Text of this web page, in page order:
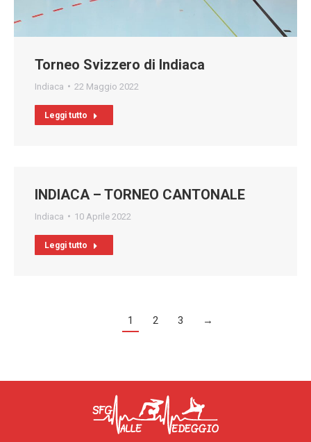
Torneo Svizzero di Indiaca
Indiaca 22 Maggio 2022
Leggi tutto
INDIACA – TORNEO CANTONALE
Indiaca 10 Aprile 2022
Leggi tutto
1 2 3 →